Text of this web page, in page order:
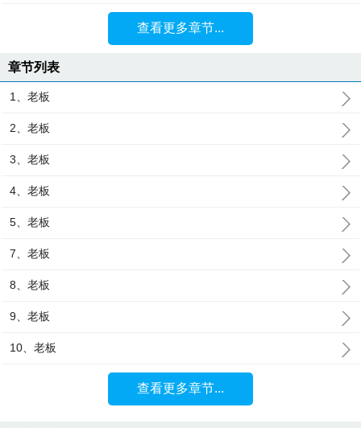
查看更多章节...
章节列表
1、老板
2、老板
3、老板
4、老板
5、老板
7、老板
8、老板
9、老板
10、老板
查看更多章节...